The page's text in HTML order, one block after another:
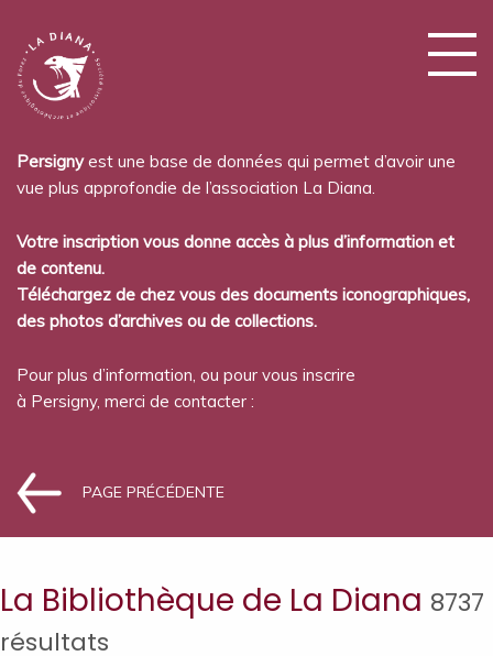
Persignyest une base de données qui permet d’avoir une
vue plus approfondie de l’association La Diana.
Votre inscription vous donne accès à plus d’information et
de contenu.
Téléchargez de chez vous des documents iconographiques,
des photos d’archives ou de collections.
Pour plus d’information, ou pour vous inscrire
à Persigny, merci de contacter :
PAGE PRÉCÉDENTE
La Bibliothèque de La Diana 8737
résultats